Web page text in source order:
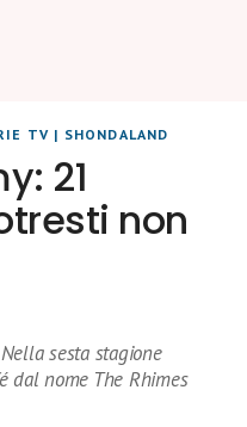
TV | SHONDALAND
21
non
sesta stagione
dal nome The Rhimes